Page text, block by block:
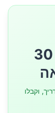
🎁 קבלו חינם: מדריך 30
וקבלו